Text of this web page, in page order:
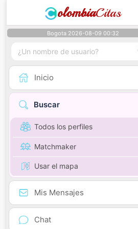
olombiaCitas
Bogota 2026-08-09 00:32
Inicio
Buscar
Todos los perfiles
Matchmaker
Usar el mapa
Mis Mensajes
Chat